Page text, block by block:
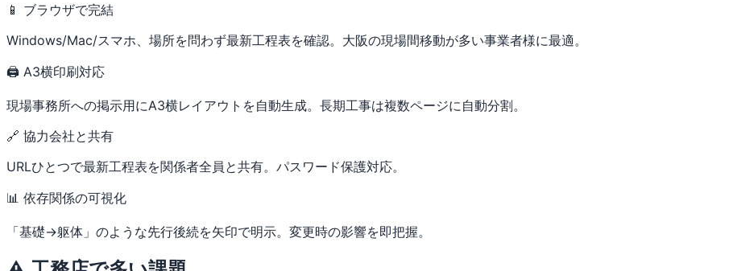
📱 ブラウザで完結
Windows/Mac/スマホ、場所を問わず最新工程表を確認。大阪の現場間移動が多い事業者様に最適。
🖨 A3横印刷対応
現場事務所への掲示用にA3横レイアウトを自動生成。長期工事は複数ページに自動分割。
🔗 協力会社と共有
URLひとつで最新工程表を関係者全員と共有。パスワード保護対応。
📊 依存関係の可視化
「基礎→躯体」のような先行後続を矢印で明示。変更時の影響を即把握。